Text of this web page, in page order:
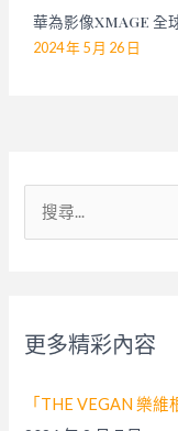
華為影像XMAGE 全
2024 年 5 月 26 日
:
更多精彩內容
「THE VEGAN 樂